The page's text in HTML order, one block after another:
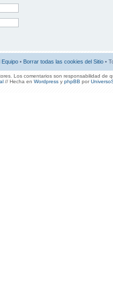
Equipo • Borrar todas las cookies del Sitio •
Los comentarios son responsabilidad de
// Hecha en Wordpress y phpBB por